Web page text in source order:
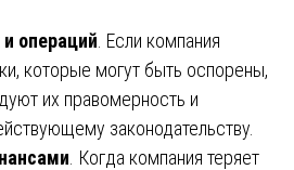
операций . Если компания
которые могут быть оспорены,
их правомерность и
законодательству.
. Когда компания теряет